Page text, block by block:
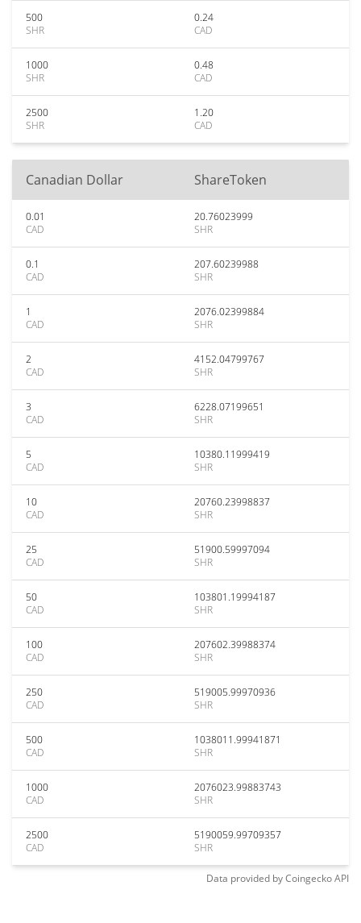
500
SHR
0.24
CAD
1000
SHR
0.48
CAD
2500
SHR
1.20
CAD
Canadian Dollar ShareToken
0.01
CAD
20.76023999
SHR
0.1
CAD
207.60239988
SHR
1
CAD
2076.02399884
SHR
2
CAD
4152.04799767
SHR
3
CAD
6228.07199651
SHR
5
CAD
10380.11999419
SHR
10
CAD
20760.23998837
SHR
25
CAD
51900.59997094
SHR
50
CAD
103801.19994187
SHR
100
CAD
207602.39988374
SHR
250
CAD
519005.99970936
SHR
500
CAD
1038011.99941871
SHR
1000
CAD
2076023.99883743
SHR
2500
CAD
5190059.99709357
SHR
Data provided byCoingeckoAPI